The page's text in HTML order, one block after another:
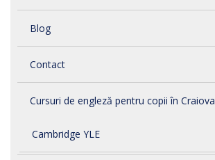
Blog
Contact
Cursuri de engleză pentru copii în Craiova
Cambridge YLE